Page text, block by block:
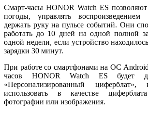
Смарт-часы HONOR Watch ES позволяют
погоды, управлять
держать руку на пульсе событий. Они
работать до 10 дней на одной полной
одной недели, если устройство
зарядки 30 минут.
При работе со смартфонами на ОС
часов HONOR Watch ES будет
«Персонализированный циферблат»,
использовать в качестве
фотографии или изображения.